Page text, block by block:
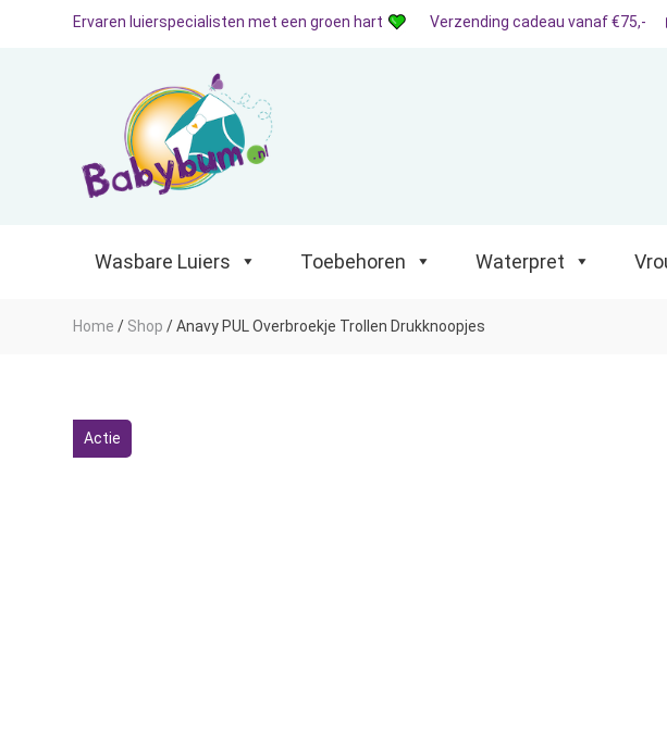
Wasbare Luiers Toebehoren
Ervaren luierspecialisten met een groen hart Verzending cadeau vanaf €75,-
Wasbare Luiers Toebehoren Waterpret
Home / Shop /Anavy PUL Overbroekje Trollen Drukknoopjes
Actie